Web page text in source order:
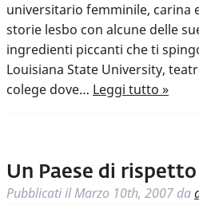
universitario femminile, carina
storie lesbo con alcune delle
ingredienti piccanti che ti
Louisiana State University,
colege dove… Leggi tutto »
Un Paese di rispetto
Pubblicati ilMarzo 10th, 2007 da